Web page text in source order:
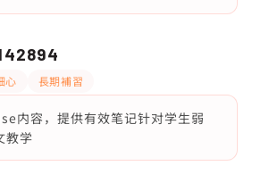
心 長期補習
内容，提供有效笔记针对学生弱
教学